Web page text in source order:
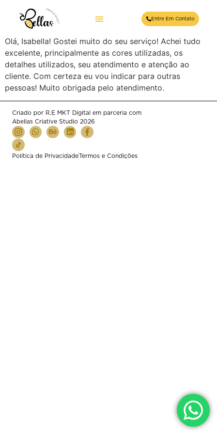
Entre Em Contato
Samira Reis
Olá, Isabella! Gostei muito do seu serviço! Achei tudo
excelente, principalmente as cores utilizadas, os
detalhes utilizados, seu atendimento e atenção ao
cliente. Com certeza eu vou indicar para outras
pessoas! Muito obrigada pelo atendimento.
Criado por R.E MKT Digital em parceria com
Abellas Criative Studio 2026
Política de PrivacidadeTermos e Condições